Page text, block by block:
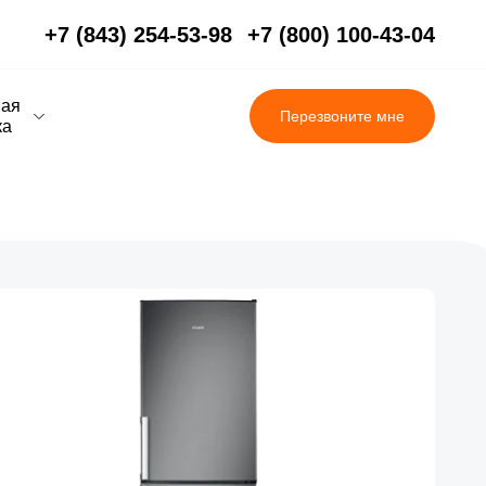
+7 (843) 254-53-98 +7 (800) 100-43-04
Перезвоните мне